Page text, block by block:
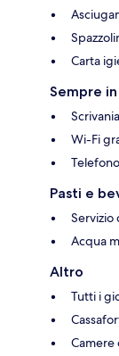
Carta
Sempre
Scrivania
Wi-Fi
Telefono
Pasti e
Servizio
Acqua
Altro
Tutti i